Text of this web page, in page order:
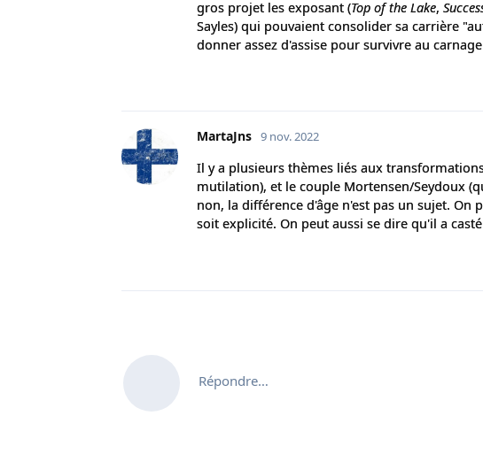
gros projet les exposant (Top of the Lake,
Sayles) qui pouvaient consolider sa carrière
donner assez d'assise pour survivre au
MartaJns 9 nov. 2022
Il y a plusieurs thèmes liés aux
mutilation), et le couple Mortensen/Seydoux
non, la différence d'âge n'est pas un sujet. On
soit explicité. On peut aussi se dire qu'il a
Répondre…